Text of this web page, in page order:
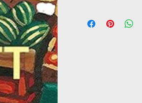
Langue ‏ : ‎ Français